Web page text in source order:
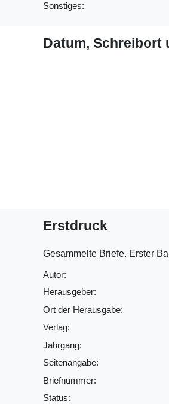
Sonstiges:
Datum, Schreibort
Erstdruck
Gesammelte Briefe. Erster
Autor:
Herausgeber:
Ort der Herausgabe:
Verlag:
Jahrgang:
Seitenangabe:
Briefnummer:
Status: